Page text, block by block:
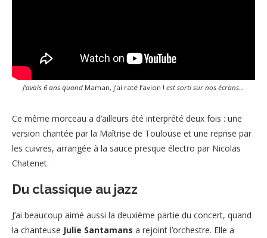
J’avais 6 ans quand Maman, j’ai raté l’avion ! est sorti sur nos écrans…
Ce même morceau a d’ailleurs été interprété deux fois : une
version chantée par la Maîtrise de Toulouse et une reprise par
les cuivres, arrangée à la sauce presque électro par Nicolas
Chatenet.
Du classique au jazz
J’ai beaucoup aimé aussi la deuxième partie du concert, quand
la chanteuse Julie Santamans a rejoint l’orchestre. Elle a